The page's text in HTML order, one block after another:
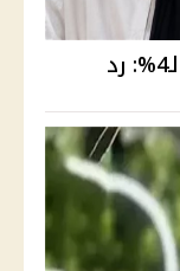
القصة الكاملة لأزمة ريم صاحبة الـ4%: رد